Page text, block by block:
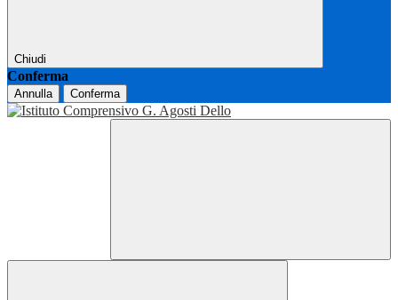
Chiudi
Conferma
Annulla Conferma